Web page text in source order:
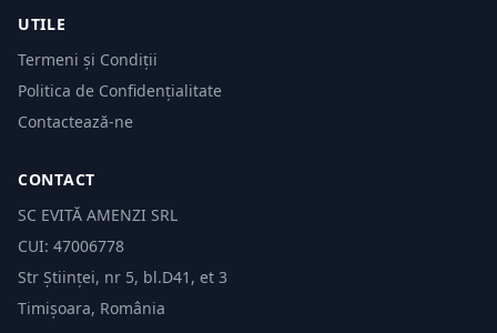
UTILE
Termeni și Condiții
Politica de Confidențialitate
Contactează-ne
CONTACT
SC EVITĂ AMENZI SRL
CUI: 47006778
Str Științei, nr 5, bl.D41, et 3
Timișoara, România